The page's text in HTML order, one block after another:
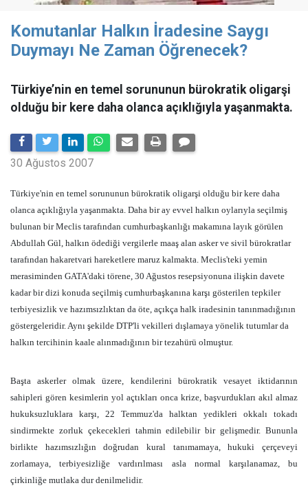
Komutanlar Halkın İradesine Saygı
Duymayı Ne Zaman Öğrenecek?
Türkiye’nin en temel sorununun bürokratik oligarşi
olduğu bir kere daha olanca açıklığıyla yaşanmakta.
30 Ağustos 2007
Türkiye'nin en temel sorununun bürokratik oligarşi olduğu bir kere daha
olanca açıklığıyla yaşanmakta. Daha bir ay evvel halkın oylarıyla seçilmiş
bulunan bir Meclis tarafından cumhurbaşkanlığı makamına layık görülen
Abdullah Gül, halkın ödediği vergilerle maaş alan asker ve sivil bürokratlar
tarafından hakaretvari hareketlere maruz kalmakta. Meclis'teki yemin
merasiminden GATA'daki törene, 30 Ağustos resepsiyonuna ilişkin davete
kadar bir dizi konuda seçilmiş cumhurbaşkanına karşı gösterilen tepkiler
terbiyesizlik ve hazımsızlıktan da öte, açıkça halk iradesinin tanınmadığının
göstergeleridir. Aynı şekilde DTP'li vekilleri dışlamaya yönelik tutumlar da
halkın tercihinin kaale alınmadığının bir tezahürü olmuştur.
Başta askerler olmak üzere, kendilerini bürokratik vesayet iktidarının
sahipleri gören kesimlerin yol açtıkları onca krize, başvurdukları akıl almaz
hukuksuzluklara karşı, 22 Temmuz'da halktan yedikleri okkalı tokadı
sindirmekte zorluk çekecekleri tahmin edilebilir bir gelişmedir. Bununla
birlikte hazımsızlığın doğrudan kural tanımamaya, hukuki çerçeveyi
zorlamaya, terbiyesizliğe vardırılması asla normal karşılanamaz, bu
çirkinliğe mutlaka dur denilmelidir.